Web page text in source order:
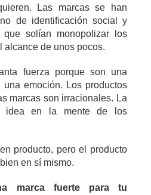
Las marcas se han
de identificación social y
sol ían monopolizar los
alcance de unos pocos.
fuerza porque son una
una emoción. Los productos
marcas son irracionales. La
idea en la mente de los
producto, pero el producto
en sí mismo.
marca fuerte para tu